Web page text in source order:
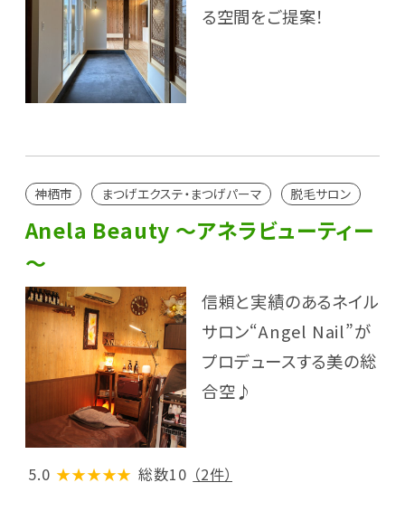
る空間をご提案！
神栖市 まつげエクステ・まつげパーマ 脱毛サロン
Anela Beauty ～アネラビューティー
～
信頼と実績のあるネイル
サロン“Angel Nail”が
プロデュースする美の総
合空♪
5.0 ★★★★★ 総数10 （2件）